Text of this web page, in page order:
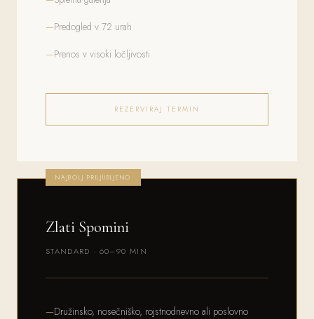
Predogled v 72 urah
Prenos v visoki ločljivosti
REZERVIRAJ TERMIN
NAJBOLJ PRILJUBLJENO
Zlati Spomini
STANDARD · 60–90 MIN
Družinsko, nosečniško, rojstnodnevno ali poslovno